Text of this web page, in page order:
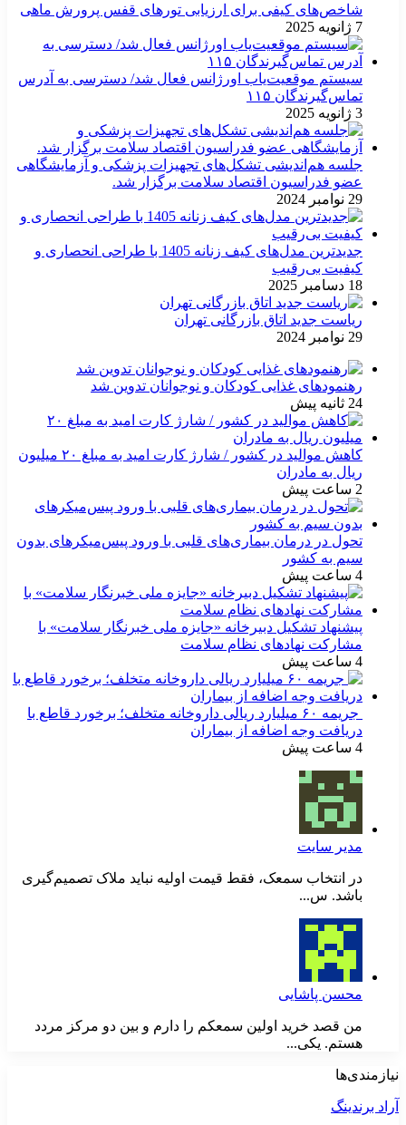
شاخص‌های کیفی برای ارزیابی تورهای قفس پرورش ماهی
7 ژانویه 2025
سیستم موقعیت‌یاب اورژانس فعال شد/ دسترسی به آدرس
تماس‌گیرندگان ۱۱۵
3 ژانویه 2025
جلسه هم‌اندیشی تشکل‌های تجهیزات پزشکی و آزمایشگاهی
عضو فدراسیون اقتصاد سلامت برگزار شد.
29 نوامبر 2024
جدیدترین مدل‌های کیف زنانه 1405 با طراحی انحصاری و
کیفیت بی‌رقیب
18 دسامبر 2025
ریاست جدید اتاق بازرگانی تهران
29 نوامبر 2024
رهنمودهای غذایی کودکان و نوجوانان تدوین شد
24 ثانیه پیش
کاهش موالید در کشور / شارژ کارت امید به مبلغ ۲۰ میلیون
ریال به مادران
2 ساعت پیش
تحول در درمان بیماری‌های قلبی با ورود پیس‌میکرهای بدون
سیم به کشور
4 ساعت پیش
پیشنهاد تشکیل دبیرخانه «جایزه ملی خبرنگار سلامت» با
مشارکت نهادهای نظام سلامت
4 ساعت پیش
جریمه ۶۰ میلیارد ریالی داروخانه متخلف؛ برخورد قاطع با
دریافت وجه اضافه از بیماران
4 ساعت پیش
مدیر سایت
در انتخاب سمعک، فقط قیمت اولیه نباید ملاک تصمیم‌گیری
باشد. س...
محسن پاشایی
من قصد خرید اولین سمعکم را دارم و بین دو مرکز مردد
هستم. یکی...
نیازمندی‌ها
آراد برندینگ